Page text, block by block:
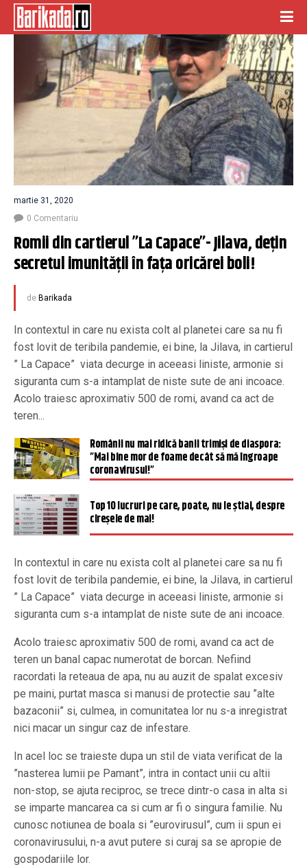
martie 31, 2020
0 Comentariu
Romii din cartierul ”La Capace”- Jilava, dețin
secretul imunității în fața oricărei boli!
de Barikada
In contextul in care nu exista colt al planetei care sa nu fi
fost lovit de teribila pandemie, ei bine, la Jilava, in cartierul
” La Capace” viata decurge in aceeasi liniste, armonie si
siguranta cum s-a intamplat de niste sute de ani incoace.
Acolo traiesc aproximativ 500 de romi, avand ca act de
teren...
Românii nu mai ridică banii trimiși de diaspora:
”Mai bine mor de foame decât să mă îngroape
coronavirusul!”
Top 10 lucruri pe care, poate, nu le știai, despre
cireșele de mai!
In contextul in care nu exista colt al planetei care sa nu fi
fost lovit de teribila pandemie, ei bine, la Jilava, in cartierul
” La Capace” viata decurge in aceeasi liniste, armonie si
siguranta cum s-a intamplat de niste sute de ani incoace.
Acolo traiesc aproximativ 500 de romi, avand ca act de
teren un banal capac numerotat de borcan. Nefiind
racordati la reteaua de apa, nu au auzit de spalat excesiv
pe maini, purtat masca si manusi de protectie sau ”alte
bazaconii” si, culmea, in comunitatea lor nu s-a inregistrat
nici macar un singur caz de infestare.
In acel loc se traieste dupa un stil de viata verificat de la
”nasterea lumii pe Pamant”, intra in contact unii cu altii
non-stop, se ajuta reciproc, se trece dintr-o casa in alta si
se imparte mancarea ca si cum ar fi o singura familie. Nu
cunosc notiunea de boala si ”eurovirusul”, cum ii spun ei
coronavirusului, n-a avut putere si curaj sa se apropie de
gospodariile lor.